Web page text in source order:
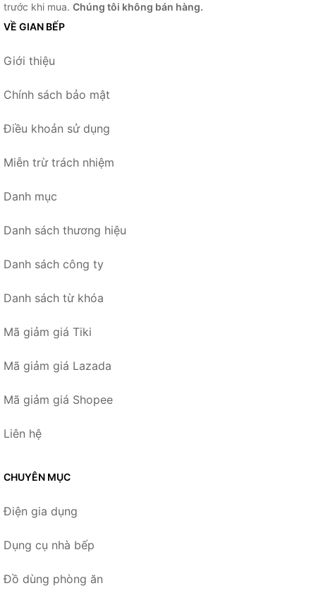
trước khi mua. Chúng tôi không bán hàng.
VỀ GIAN BẾP
Giới thiệu
Chính sách bảo mật
Điều khoản sử dụng
Miễn trừ trách nhiệm
Danh mục
Danh sách thương hiệu
Danh sách công ty
Danh sách từ khóa
Mã giảm giá Tiki
Mã giảm giá Lazada
Mã giảm giá Shopee
Liên hệ
CHUYÊN MỤC
Điện gia dụng
Dụng cụ nhà bếp
Đồ dùng phòng ăn